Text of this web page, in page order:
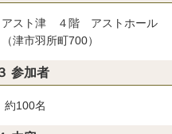
ト津 ４階 アストホール
市羽所町700）
参加者
名